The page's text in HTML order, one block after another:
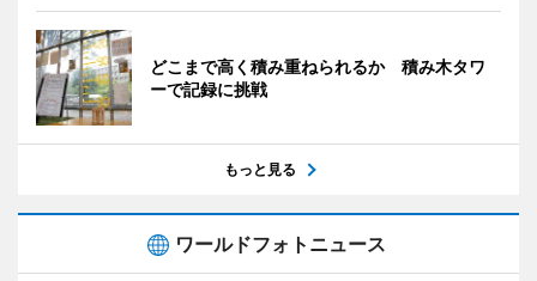
どこまで高く積み重ねられるか 積み木タワ
ーで記録に挑戦
もっと見る
ワールドフォトニュース